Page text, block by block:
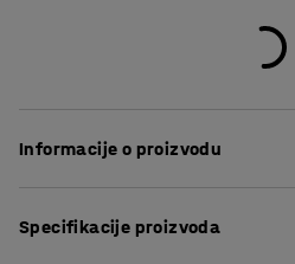
Informacije o proizvodu
prostor ovim prilagodljivim
Specifikacije proizvoda